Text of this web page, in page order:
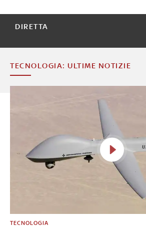
DIRETTA
TECNOLOGIA: ULTIME NOTIZIE
TECNOLOGIA